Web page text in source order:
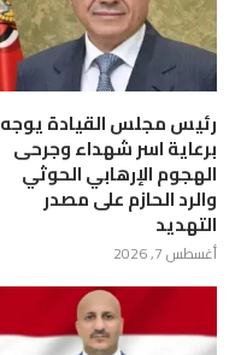
رئيس مجلس القيادة يوجه
برعاية اسر شهداء وجرحى
الهجوم الإرهابي الحوثي
والرد الحازم على مصدر
التهديد
أغسطس 7, 2026